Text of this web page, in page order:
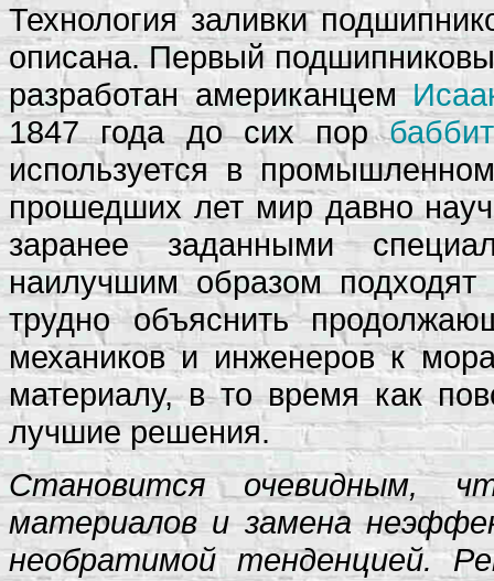
Технология заливки
описана. Первый
разработан американцем
1847 года до сих порбаббит
используется в
прошедших лет мир давно
заранее заданными
наилучшим образом
трудно объяснить
механиков и инженеров к
материалу, в то время как
лучшие решения.
Становится очевидным,
материалов и замена
необратимой тенденцией.